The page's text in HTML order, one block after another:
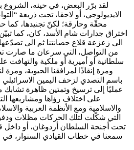
لقد برّر البعض، في حينه، الشروع
الايديولوجي، أو لاحقا، تحت ذريعة
محقّة وحارقة؛ لكنّ تجنيدها، كما
اختراق جدارات شام الأسد، كان، كما
الى زعزعة قلاع حصانتنا ثم الى
من التواصل، التي سرعان ما
سلطانية أو أميرية أو ملكية والتهافت
ومرة إنقاذًا لمرافقنا الحيوية، ومرة
باسم التصدي لزحف اليمين
عمليًا إلى ترسيخ وتمتين ظاهرة تشابك
على اختلاف رؤاها ومشاريعها
والاسلامية ومع الأنظمة العربية
التي شكّلت لتلك الحركات مظلات
تحت أجنحة السلطان أردوغان، أو داخل
سمعنا في خطاب القيادي السنوار، في